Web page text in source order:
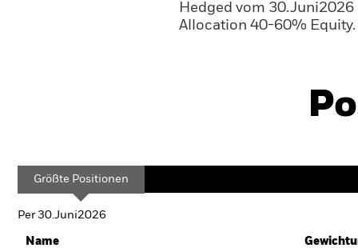
Hedged vom
Allocation 40-60% Equity.
Größte Positionen
Per 30.Juni2026
Name